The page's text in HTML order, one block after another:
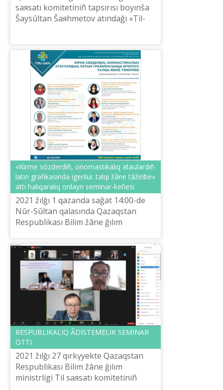
saяsatı komitetіnіñ tapsırısı boyınša
Šaysûltan Šaяhmetov atındağı «Tіl-
«Kіrme sözderdіñ, onomastikalıq ataulardıñ
latın grafikasında igerіluі: talqı žâne tâžіribe»
attı halıqaralıq onlayn seminar-keñesі
2021 žılğı 1 qazanda sağat 14:00-de
Nûr-Sûltan qalasında Qazaqstan
Respublikası Bіlіm žâne ğılım
«Kіrme sözderdіñ, onomastikalıq
ataula...
RESPUBLIKALIQ ÂDІSTEMELІK SEMINAR
ÖTTІ
2021 žılğı 27 qırkүyekte Qazaqstan
Respublikası Bіlіm žâne ğılım
ministrlіgі Tіl saяsatı komitetіnіñ